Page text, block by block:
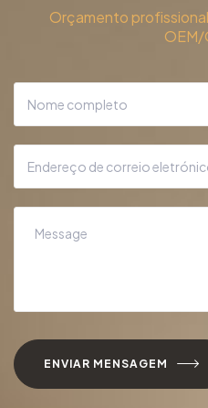
Orçamento
OEM/
ENVIAR MENSAGEM